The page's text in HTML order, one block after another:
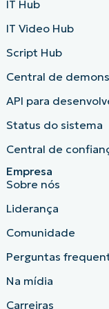
IT Hub
IT Video Hub
Script Hub
Central de
API para
Status do sistema
Central de
Empresa
Sobre nós
Liderança
Comunidade
Perguntas
Na mídia
Carreiras